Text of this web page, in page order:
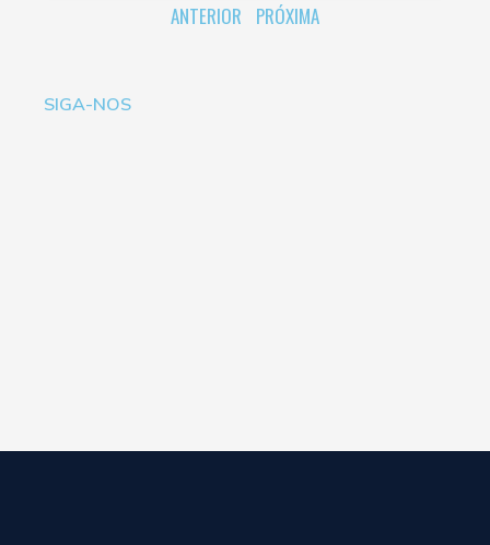
ANTERIOR PRÓXIMA
SIGA-NOS